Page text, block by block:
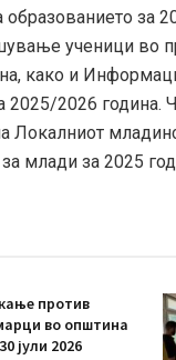
образованието за
ученици во
како и
2025/2026 година.
Локалниот
млади за 2025
против
во општина
јули 2026